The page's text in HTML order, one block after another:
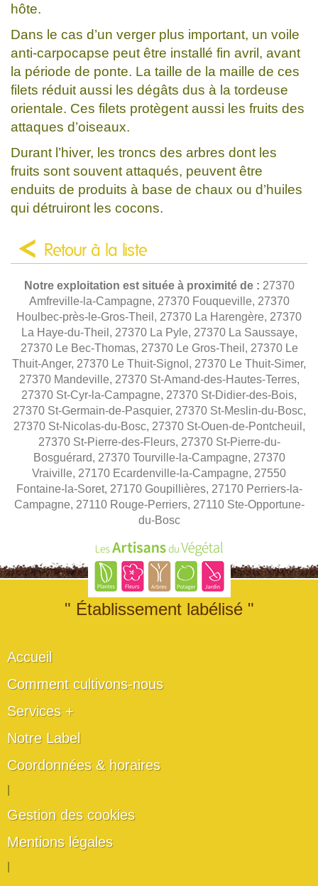
hôte.
Dans le cas d’un verger plus important, un voile
anti-carpocapse peut être installé fin avril, avant
la période de ponte. La taille de la maille de ces
filets réduit aussi les dégâts dus à la tordeuse
orientale. Ces filets protègent aussi les fruits des
attaques d’oiseaux.
Durant l’hiver, les troncs des arbres dont les
fruits sont souvent attaqués, peuvent être
enduits de produits à base de chaux ou d’huiles
qui détruiront les cocons.
Retour à la liste
Notre exploitation est située à proximité de : 27370
Amfreville-la-Campagne, 27370 Fouqueville, 27370
Houlbec-près-le-Gros-Theil, 27370 La Harengère, 27370
La Haye-du-Theil, 27370 La Pyle, 27370 La Saussaye,
27370 Le Bec-Thomas, 27370 Le Gros-Theil, 27370 Le
Thuit-Anger, 27370 Le Thuit-Signol, 27370 Le Thuit-Simer,
27370 Mandeville, 27370 St-Amand-des-Hautes-Terres,
27370 St-Cyr-la-Campagne, 27370 St-Didier-des-Bois,
27370 St-Germain-de-Pasquier, 27370 St-Meslin-du-Bosc,
27370 St-Nicolas-du-Bosc, 27370 St-Ouen-de-Pontcheuil,
27370 St-Pierre-des-Fleurs, 27370 St-Pierre-du-
Bosguérard, 27370 Tourville-la-Campagne, 27370
Vraiville, 27170 Ecardenville-la-Campagne, 27550
Fontaine-la-Soret, 27170 Goupillières, 27170 Perriers-la-
Campagne, 27110 Rouge-Perriers, 27110 Ste-Opportune-
du-Bosc
" Établissement labélisé "
Accueil
Comment cultivons-nous
Services +
Notre Label
Coordonnées & horaires
Gestion des cookies
Mentions légales